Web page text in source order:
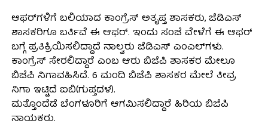
ಆಫರ್​​ಗಳಿಗೆ ಬಲಿಯಾದ ಕಾಂಗ್ರೆಸ್​ ಅತೃಪ್ತ ಶಾಸಕರು, ಜೆಡಿಎಸ್​
ಶಾಸಕರಿಗೂ ಬರ್ತಿವೆ ಈ ಆಫರ್​​. ಇಂದು ಸಂಜೆ ವೇಳೆಗೆ ಈ ಆಫರ್​​​​
ಬಗ್ಗೆ ಪ್ರತಿಕ್ರಿಯಿಸಲಿದ್ದಾದೆ ನಾಲ್ವರು ಜೆಡಿಎಸ್​ ಎಂಎಲ್​ಗಳು.
ಕಾಂಗ್ರೆಸ್ ಸೇರಲಿದ್ದಾರೆ ಎಂಬ ಆರು ಬಿಜೆಪಿ ಶಾಸಕರ ಮೇಲೂ
ಬಿಜೆಪಿ ನಿಗಾವಹಿಸಿದೆ. 6 ಮಂದಿ ಬಿಜೆಪಿ ಶಾಸಕರ ಮೇಲೆ ತೀವ್ರ
ನಿಗಾ ಇಟ್ಟಿದೆ ಐಬಿ(ಗುಪ್ತದಳ).
ಮತ್ತೊಂದೆಡೆ ಬೆಂಗಳೂರಿಗೆ ಆಗಮಿಸಲಿದ್ದಾರೆ ಹಿರಿಯ ಬಿಜೆಪಿ
ನಾಯಕರು.